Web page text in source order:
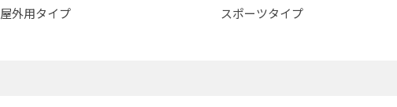
屋外用タイプ スポーツタイプ